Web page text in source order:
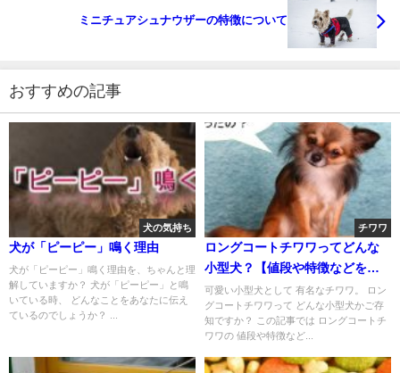
ミニチュアシュナウザーの特徴について
おすすめの記事
犬の気持ち
犬が「ピーピー」鳴く理由
犬が「ピーピー」鳴く理由を、ちゃんと理
解していますか？ 犬が「ピーピー」と鳴
いている時、 どんなことをあなたに伝え
ているのでしょうか？ ...
チワワ
ロングコートチワワってどんな
小型犬？【値段や特徴などをま
とめました】
可愛い小型犬として 有名なチワワ。 ロン
グコートチワワって どんな小型犬かご存
知ですか？ この記事では ロングコートチ
ワワの 値段や特徴など...